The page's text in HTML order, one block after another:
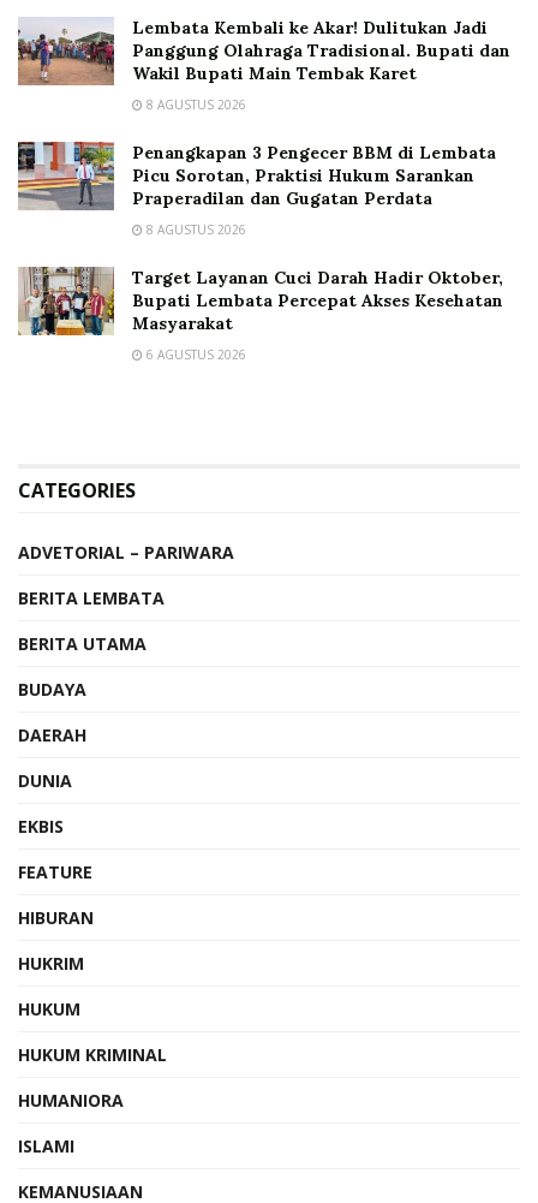
Lembata Kembali ke Akar! Dulitukan Jadi
Panggung Olahraga Tradisional. Bupati dan
Wakil Bupati Main Tembak Karet
8 AGUSTUS 2026
Penangkapan 3 Pengecer BBM di Lembata
Picu Sorotan, Praktisi Hukum Sarankan
Praperadilan dan Gugatan Perdata
8 AGUSTUS 2026
Target Layanan Cuci Darah Hadir Oktober,
Bupati Lembata Percepat Akses Kesehatan
Masyarakat
6 AGUSTUS 2026
CATEGORIES
ADVETORIAL – PARIWARA
BERITA LEMBATA
BERITA UTAMA
BUDAYA
DAERAH
DUNIA
EKBIS
FEATURE
HIBURAN
HUKRIM
HUKUM
HUKUM KRIMINAL
HUMANIORA
ISLAMI
KEMANUSIAAN